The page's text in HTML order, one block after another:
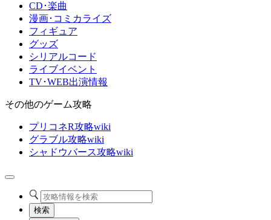
CD･楽曲
漫画･コミカライズ
フィギュア
グッズ
シリアルコード
ライブイベント
TV･WEB出演情報
その他のゲーム攻略
プリコネR攻略wiki
グラブル攻略wiki
シャドウバース攻略wiki
検索